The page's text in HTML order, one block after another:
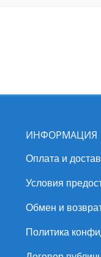
ИНФОРМАЦИЯ
Оплата и
Условия
Обмен и
Политика